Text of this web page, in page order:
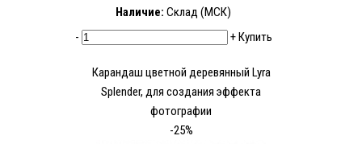
Наличие: Склад (МСК)
-
+Купить
Карандаш цветной деревянный Lyra
Splender, для создания эффекта
фотографии
-25%